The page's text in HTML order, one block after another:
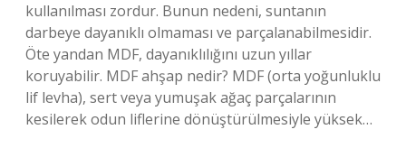
kullanılması zordur. Bunun nedeni, suntanın
darbeye dayanıklı olmaması ve parçalanabilmesidir.
Öte yandan MDF, dayanıklılığını uzun yıllar
koruyabilir. MDF ahşap nedir? MDF (orta yoğunluklu
lif levha), sert veya yumuşak ağaç parçalarının
kesilerek odun liflerine dönüştürülmesiyle yüksek…